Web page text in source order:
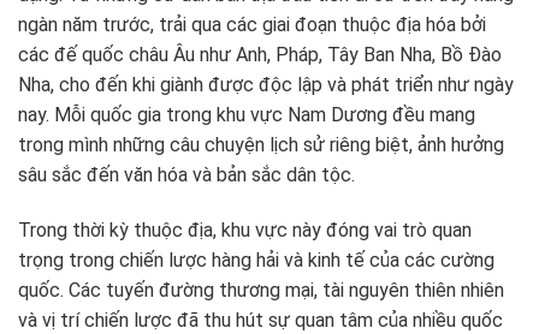
ngàn năm trước, trải qua các giai đoạn thuộc địa hóa bởi
các đế quốc châu Âu như Anh, Pháp, Tây Ban Nha, Bồ Đào
Nha, cho đến khi giành được độc lập và phát triển như ngày
nay. Mỗi quốc gia trong khu vực Nam Dương đều mang
trong mình những câu chuyện lịch sử riêng biệt, ảnh hưởng
sâu sắc đến văn hóa và bản sắc dân tộc.
Trong thời kỳ thuộc địa, khu vực này đóng vai trò quan
trọng trong chiến lược hàng hải và kinh tế của các cường
quốc. Các tuyến đường thương mại, tài nguyên thiên nhiên
và vị trí chiến lược đã thu hút sự quan tâm của nhiều quốc